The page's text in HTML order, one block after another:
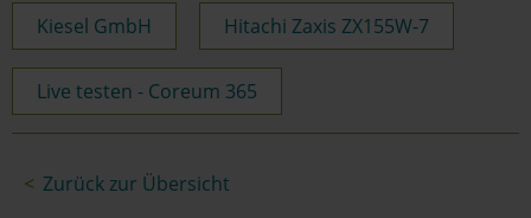
Kiesel GmbH Hitachi Zaxis ZX155W-7
Live testen - Coreum 365
Zurück zur Übersicht